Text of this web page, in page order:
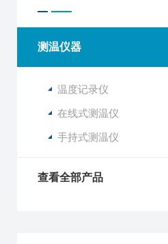
测温仪器
温度记录仪
在线式测温仪
手持式测温仪
查看全部产品